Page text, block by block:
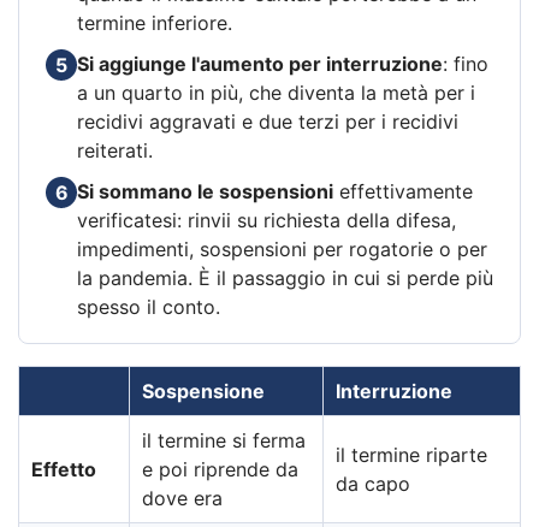
termine inferiore.
5 Si aggiunge l'aumento per interruzione: fino
a un quarto in più, che diventa la metà per i
recidivi aggravati e due terzi per i recidivi
reiterati.
6 Si sommano le sospensioni effettivamente
verificatesi: rinvii su richiesta della difesa,
impedimenti, sospensioni per rogatorie o per
la pandemia. È il passaggio in cui si perde più
spesso il conto.
Sospensione Interruzione
Effetto
il termine si ferma
e poi riprende da
dove era
il termine riparte
da capo